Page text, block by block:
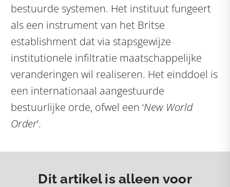
bestuurde systemen. Het instituut fungeert
als een instrument van het Britse
establishment dat via stapsgewijze
institutionele infiltratie maatschappelijke
veranderingen wil realiseren. Het einddoel is
een internationaal aangestuurde
bestuurlijke orde, ofwel een ‘New World
Order’.
Dit artikel is alleen voor